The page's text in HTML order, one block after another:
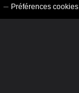
Préférences cookies